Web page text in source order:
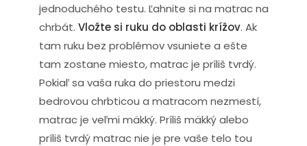
jednoduchého testu. Ľahnite si na matrac na
chrbát. Vložte si ruku do oblasti krížov. Ak
tam ruku bez problémov vsuniete a ešte
tam zostane miesto, matrac je príliš tvrdý.
Pokiaľ sa vaša ruka do priestoru medzi
bedrovou chrbticou a matracom nezmestí,
matrac je veľmi mäkký. Príliš mäkký alebo
príliš tvrdý matrac nie je pre vaše telo tou